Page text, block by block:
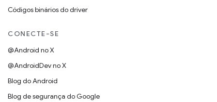
Códigos binários do driver
CONECTE-SE
@Android no X
@AndroidDev no X
Blog do Android
Blog de segurança do Google